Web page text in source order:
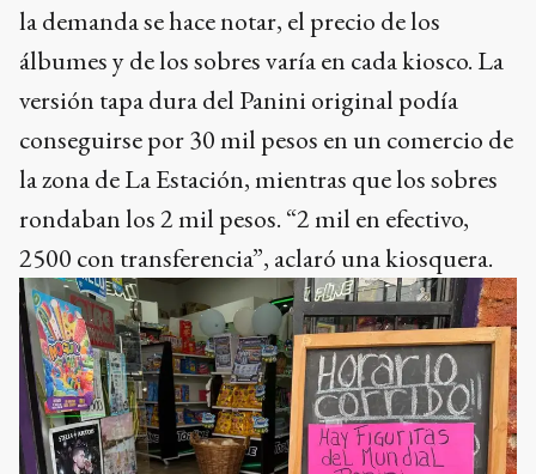
la demanda se hace notar, el precio de los
álbumes y de los sobres varía en cada kiosco. La
versión tapa dura del Panini original podía
conseguirse por 30 mil pesos en un comercio de
la zona de La Estación, mientras que los sobres
rondaban los 2 mil pesos. “2 mil en efectivo,
2500 con transferencia”, aclaró una kiosquera.